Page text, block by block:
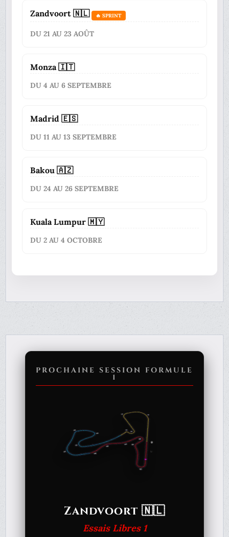
Zandvoort 🇳🇱 🔥 SPRINT
DU 21 AU 23 AOÛT
Monza 🇮🇹
DU 4 AU 6 SEPTEMBRE
Madrid 🇪🇸
DU 11 AU 13 SEPTEMBRE
Bakou 🇦🇿
DU 24 AU 26 SEPTEMBRE
Kuala Lumpur 🇲🇾
DU 2 AU 4 OCTOBRE
PROCHAINE SESSION FORMULE
1
Zandvoort 🇳🇱
Essais Libres 1